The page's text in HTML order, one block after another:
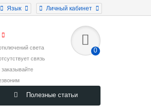
Личный кабинет
Язык
света
связь
0
Полезные статьи